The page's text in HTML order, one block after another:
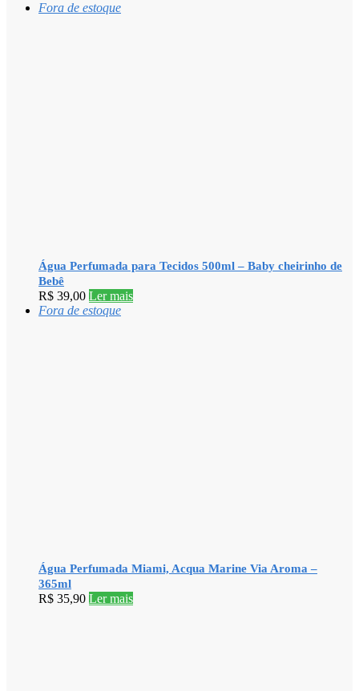
Fora de estoque
Água Perfumada para Tecidos 500ml – Baby cheirinho de
Bebê
R$ 39,00 Ler mais
Fora de estoque
Água Perfumada Miami, Acqua Marine Via Aroma –
365ml
R$ 35,90 Ler mais